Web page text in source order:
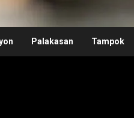
Palakasan Tampok